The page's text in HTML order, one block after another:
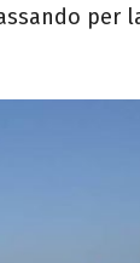
per